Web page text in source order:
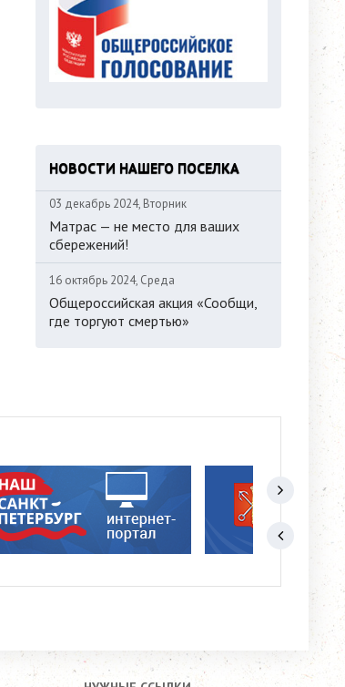
НОВОСТИ НАШЕГО ПОСЕЛКА
03 декабрь 2024, Вторник
Матрас — не место для ваших
сбережений!
16 октябрь 2024, Среда
Общероссийская акция «Сообщи,
где торгуют смертью»